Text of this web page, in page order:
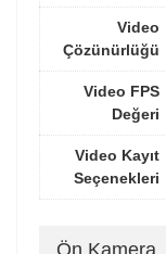
Video
Çözünürlüğü
Video FPS
Değeri
Video Kayıt
Seçenekleri